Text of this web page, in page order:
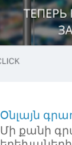
Օնլայն
Մի քանի